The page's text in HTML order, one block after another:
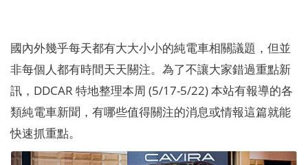
國內外幾乎每天都有大大小小的純電車相關議題，但並
非每個人都有時間天天關注。為了不讓大家錯過重點新
訊，DDCAR 特地整理本周 (5/17-5/22) 本站有報導的各
類純電車新聞，有哪些值得關注的消息或情報這篇就能
快速抓重點。